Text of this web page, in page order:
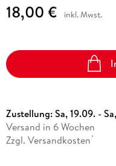
18,00 € inkl. Mwst.
Zustellung:Sa, 19.09. -
Versand in 6 Wochen
Zzgl. Versandkosten *